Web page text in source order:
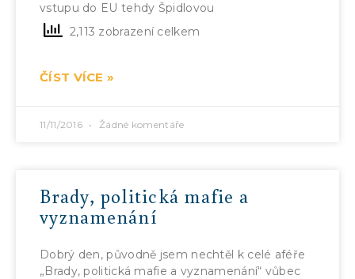
vstupu do EU tehdy Špidlovou
2,113 zobrazení celkem
ČÍST VÍCE »
11/11/2016 Žádné komentáře
Brady, politická mafie a
vyznamenání
Dobrý den, původně jsem nechtěl k celé aféře
„Brady, politická mafie a vyznamenání“ vůbec